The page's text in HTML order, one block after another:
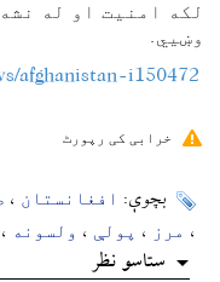
لکه امنيت او له
وښيي.
afghanistan-i150472
خرابی کی رپورٹ
بچوې: افغانستان ،
، مرز ، پولې ، ولسونه ،
ستاسو نظر